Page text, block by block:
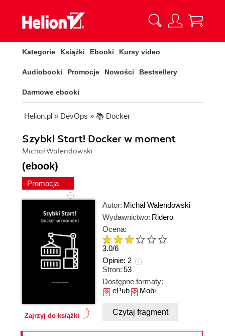
Kategorie Książki Ebooki Kursy video
Audiobooki Promocje Nowości Bestsellery
Darmowe ebooki
Helion.pl » DevOps » 📚 Docker
Szybki Start! Docker w moment
Michał Walendowski
(ebook)
Promocja
Zajrzyj do książki
Autor: Michał Walendowski
Wydawnictwo: Ridero
Ocena:
3.0/6
Opinie: 2
Stron: 53
Dostępne formaty:
ePubMobi
Czytaj fragment